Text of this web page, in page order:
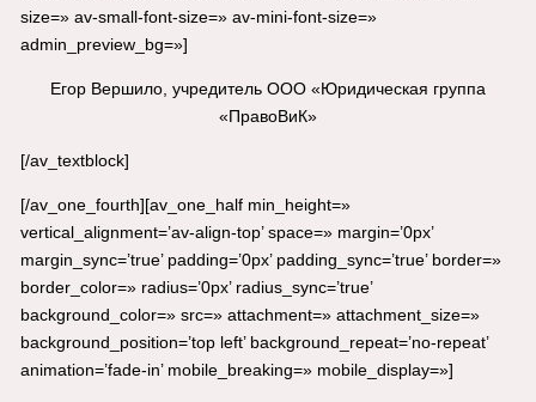
size=» av-small-font-size=» av-mini-font-size=»
admin_preview_bg=»]
Егор Вершило, учредитель ООО «Юридическая группа
«ПравоВиК»
[/av_textblock]
[/av_one_fourth][av_one_half min_height=»
vertical_alignment=’av-align-top’ space=» margin=’0px’
margin_sync=’true’ padding=’0px’ padding_sync=’true’ border=»
border_color=» radius=’0px’ radius_sync=’true’
background_color=» src=» attachment=» attachment_size=»
background_position=’top left’ background_repeat=’no-repeat’
animation=’fade-in’ mobile_breaking=» mobile_display=»]